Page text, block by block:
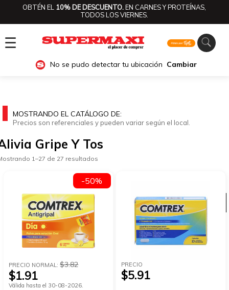
OBTÉN EL 10% DE DESCUENTO.EN CARNES Y PROTEÍNAS,
TODOS LOS VIERNES.
☰
No se pudo detectar tu ubicación Cambiar
Ver categorías
MOSTRANDO EL CATÁLOGO DE:
Precios son referenciales y pueden variar según el local.
Gripe Y Tos
1–27 de 27 resultados
PRECIO NORMAL:$3.82
$1.91
Válida hasta el 30-08-2026.
-50%
PRECIO
$5.91